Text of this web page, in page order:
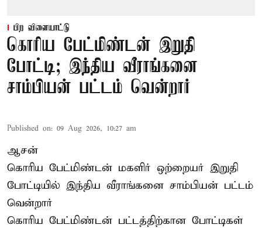
பிற விளையாட்டு
கொரிய பேட்மிண்டன் இறுதி
போட்டி; இந்திய வீராங்கனை
சாம்பியன் பட்டம் வென்றார்
Published on: 09 Aug 2026, 10:27 am
ஆசன்
கொரிய பேட்மிண்டன் மகளிர் ஒற்றையர் இறுதி
போட்டியில் இந்திய வீராங்கனை சாம்பியன் பட்டம்
வென்றார்
கொரிய பேட்மிண்டன் பட்டத்திற்கான போட்டிகள்